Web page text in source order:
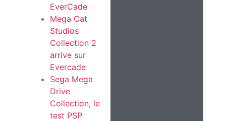
EverCade
Mega Cat
Studios
Collection 2
arrive sur
Evercade
Sega Mega
Drive
Collection, le
test PSP